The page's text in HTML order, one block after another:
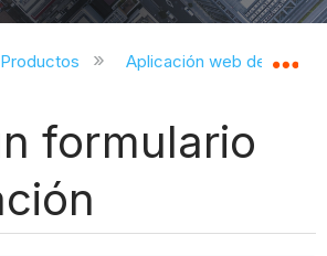
contraer jerarquía global
Productos Aplicación web de
formulario